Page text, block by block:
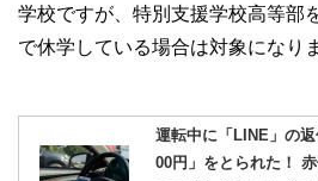
学校ですが、特別支援学校高等部
で休学している場合は対象になり
運転中に「LINE」の
00円」をとられた！